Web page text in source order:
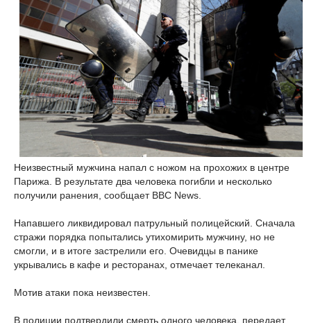
Неизвестный мужчина напал с ножом на прохожих в центре
Парижа. В результате два человека погибли и несколько
получили ранения, сообщает BBC News.
Напавшего ликвидировал патрульный полицейский. Сначала
стражи порядка попытались утихомирить мужчину, но не
смогли, и в итоге застрелили его. Очевидцы в панике
укрывались в кафе и ресторанах, отмечает телеканал.
Мотив атаки пока неизвестен.
В полиции подтвердили смерть одного человека, передает